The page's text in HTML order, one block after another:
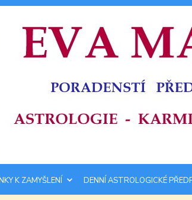
K ZAMYŠLENÍ DENNÍ ASTROLOGICKÉ